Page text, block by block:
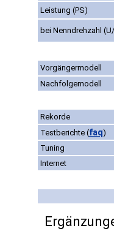
Leistung (PS)
bei Nenndrehzahl
Vorgängermodell
Nachfolgemodell
Rekorde
Testberichte (faq)
Tuning
Internet